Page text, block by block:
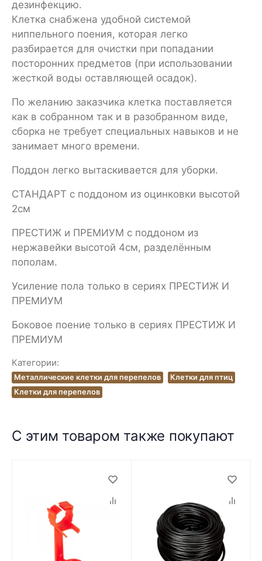
дезинфекцию.
Клетка снабжена удобной системой
ниппельного поения, которая легко
разбирается для очистки при попадании
посторонних предметов (при использовании
жесткой воды оставляющей осадок).
По желанию заказчика клетка поставляется
как в собранном так и в разобранном виде,
сборка не требует специальных навыков и не
занимает много времени.
Поддон легко вытаскивается для уборки.
СТАНДАРТ с поддоном из оцинковки высотой
2см
ПРЕСТИЖ и ПРЕМИУМ с поддоном из
нержавейки высотой 4см, разделённым
пополам.
Усиление пола только в сериях ПРЕСТИЖ И
ПРЕМИУМ
Боковое поение только в сериях ПРЕСТИЖ И
ПРЕМИУМ
Категории:
Металлические клетки для перепелов
Клетки для птиц
Клетки для перепелов
С этим товаром также покупают